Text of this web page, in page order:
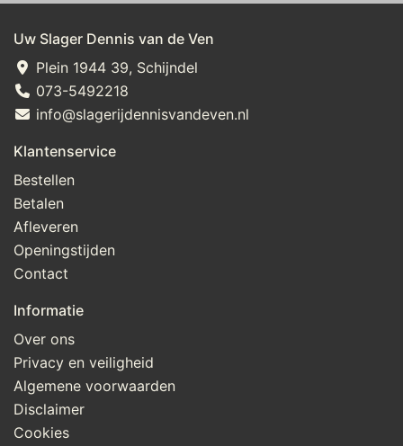
Uw Slager Dennis van de Ven
Plein 1944 39, Schijndel
073-5492218
info@slagerijdennisvandeven.nl
Klantenservice
Bestellen
Betalen
Afleveren
Openingstijden
Contact
Informatie
Over ons
Privacy en veiligheid
Algemene voorwaarden
Disclaimer
Cookies